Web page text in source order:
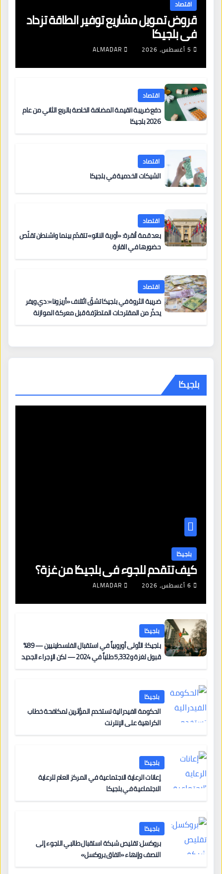
اقتصاد
قروض تمويل مشاريع توفير الطاقة تزداد
في بلجيكا
5 أغسطس، 2026 ALMADAR
اقتصاد
دفع ضريبة القيمة المضافة الخاصة بالربع الثاني من عام
2026 بلجيكا
اقتصاد
الشيكات الخدمية في بلجيكا
اقتصاد
بعد قمة أنقرة: «أوربة الناتو» تتقدّم بينما واشنطن تقلّص
حضورها في القارة
اقتصاد
ضريبة الثروة في بلجيكا تشقّ ائتلاف «أريزونا»: دي ويفر
يحذّر من المقترحات المتطرّفة قبل معركة الموازنة
بلجيكا
بلجيكا
كيف تتقدم للجوء في بلجيكا من غزة؟
6 أغسطس، 2026 ALMADAR
بلجيكا
بلجيكا: الأولى أوروبياً في استقبال الفلسطينيين — 89%
قبول لغزة و5,332 طلباً في 2024 — لكن الإجراء الجديد
بلجيكا
الحكومة الفيدرالية تستخدم المؤثرين لمكافحة خطاب
الكراهية على الإنترنت
بلجيكا
إعانات الرعاية الاجتماعية في المركز العام للرعاية
الاجتماعية في بلجيكا
بلجيكا
بروكسل: تقليص شبكة استقبال طالبي اللجوء إلى
النصف وإنهاء «اتفاق بروكسل»